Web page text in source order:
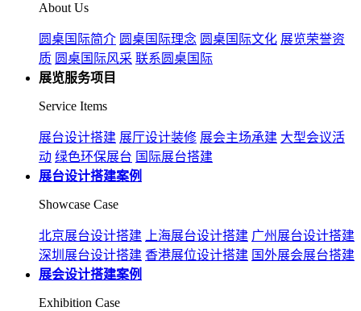
About Us
圆桌国际简介 圆桌国际理念 圆桌国际文化 展览荣誉资
质 圆桌国际风采 联系圆桌国际
展览服务项目
Service Items
展台设计搭建 展厅设计装修 展会主场承建 大型会议活
动 绿色环保展台 国际展台搭建
展台设计搭建案例
Showcase Case
北京展台设计搭建 上海展台设计搭建 广州展台设计搭建
深圳展台设计搭建 香港展位设计搭建 国外展会展台搭建
展会设计搭建案例
Exhibition Case